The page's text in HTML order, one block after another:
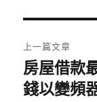
章
導
上一篇文章
上
一
房屋借款
錢以變頻